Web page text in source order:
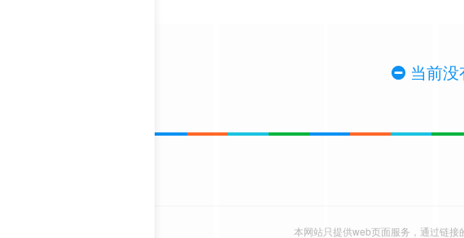
当前没
本网站只提供web页面服务，通过链